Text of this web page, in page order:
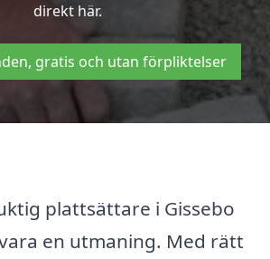
direkt här.
gratis och utan förpliktelser
plattsättare i Gissebo
en utmaning. Med rätt